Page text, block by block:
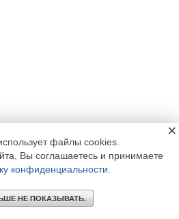
файлы cookies.
Вы соглашаетесь и принимаете
конфиденциальности
НЕ ПОКАЗЫВАТЬ.
×